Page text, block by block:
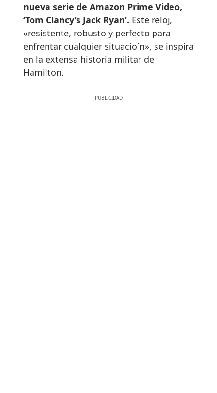
nueva serie de Amazon Prime Video,
‘Tom Clancy’s Jack Ryan’. Este reloj,
«resistente, robusto y perfecto para
enfrentar cualquier situacio´n», se inspira
en la extensa historia militar de
Hamilton.